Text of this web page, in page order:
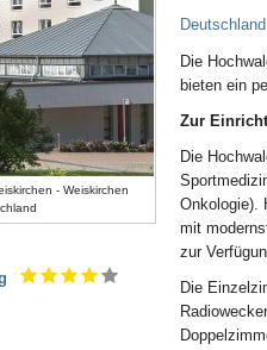
- Weiskirchen
Die
bieten ein
Zur
Die
Onkologie).
mit
zur
Die